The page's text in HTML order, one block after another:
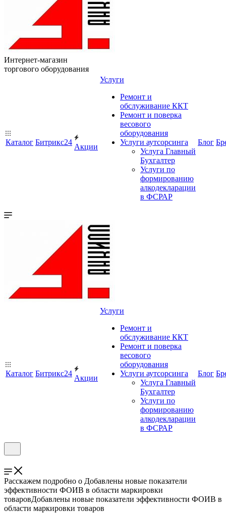
Интернет-магазин
торгового оборудования
Каталог Битрикс24
Акции
Услуги
Ремонт и
обслуживание ККТ
Ремонт и поверка
весового
оборудования
Услуги аутсорсинга
Услуга Главный
Бухгалтер
Услуги по
формированию
алкодекларации
в ФСРАР
Блог
Каталог Битрикс24
Акции
Услуги
Ремонт и
обслуживание ККТ
Ремонт и поверка
весового
оборудования
Услуги аутсорсинга
Услуга Главный
Бухгалтер
Услуги по
формированию
алкодекларации
в ФСРАР
Блог
Расскажем подробно о Добавлены новые показатели
эффективности ФОИВ в области маркировки
товаровДобавлены новые показатели эффективности ФОИВ в
области маркировки товаров